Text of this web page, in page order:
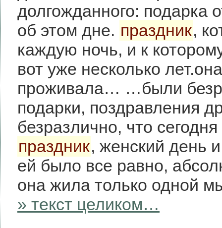
долгожданного: подарка
об этом дне. праздник,
каждую ночь, и к
вот уже несколько
проживала… …были
подарки, поздравления
безразлично, что
праздник, женский день
ей было все равно,
она жила только одной
» текст целиком…